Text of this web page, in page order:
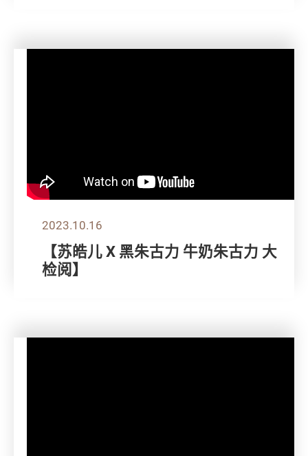
2023.10.16
【苏皓儿 X 黑朱古力 牛奶朱古力 大
检阅】